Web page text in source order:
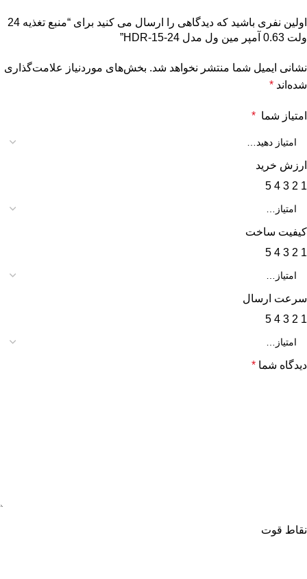
اولین نفری باشید که دیدگاهی را ارسال می کنید برای “منبع تغذیه 24
ولت 0.63 آمپر مین ول مدل HDR-15-24”
نشانی ایمیل شما منتشر نخواهد شد. بخش‌های موردنیاز علامت‌گذاری
شده‌اند *
امتیاز شما *
ارزش خرید
1
2
3
4
5
کیفیت ساخت
1
2
3
4
5
سرعت ارسال
1
2
3
4
5
دیدگاه شما *
نقاط قوت